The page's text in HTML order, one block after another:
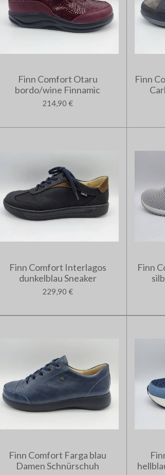
Finn Comfort Otaru
bordo/wine Finnamic
214,90 €
Finn
Finn Comfort Interlagos
dunkelblau Sneaker
229,90 €
Finn
Finn Comfort Farga blau
Damen Schnürschuh